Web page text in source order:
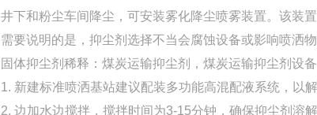
井下和粉尘车间降尘，可安装雾化降尘喷雾装置。该装
需要说明的是，抑尘剂选择不当会腐蚀设备或影响喷洒物
固体抑尘剂稀释：煤炭运输抑尘剂，煤炭运输抑尘剂设
1. 新建标准喷洒基站建议配装多功能高混配液系统，以
2. 边加水边搅拌，搅拌时间为3-15分钟，确保抑尘剂溶